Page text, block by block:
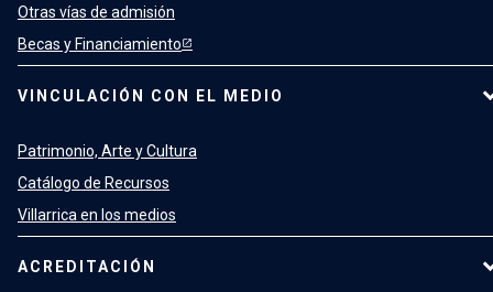
Otras vías de admisión
Becas y Financiamiento
VINCULACIÓN CON EL MEDIO
Patrimonio, Arte y Cultura
Catálogo de Recursos
Villarrica en los medios
ACREDITACIÓN